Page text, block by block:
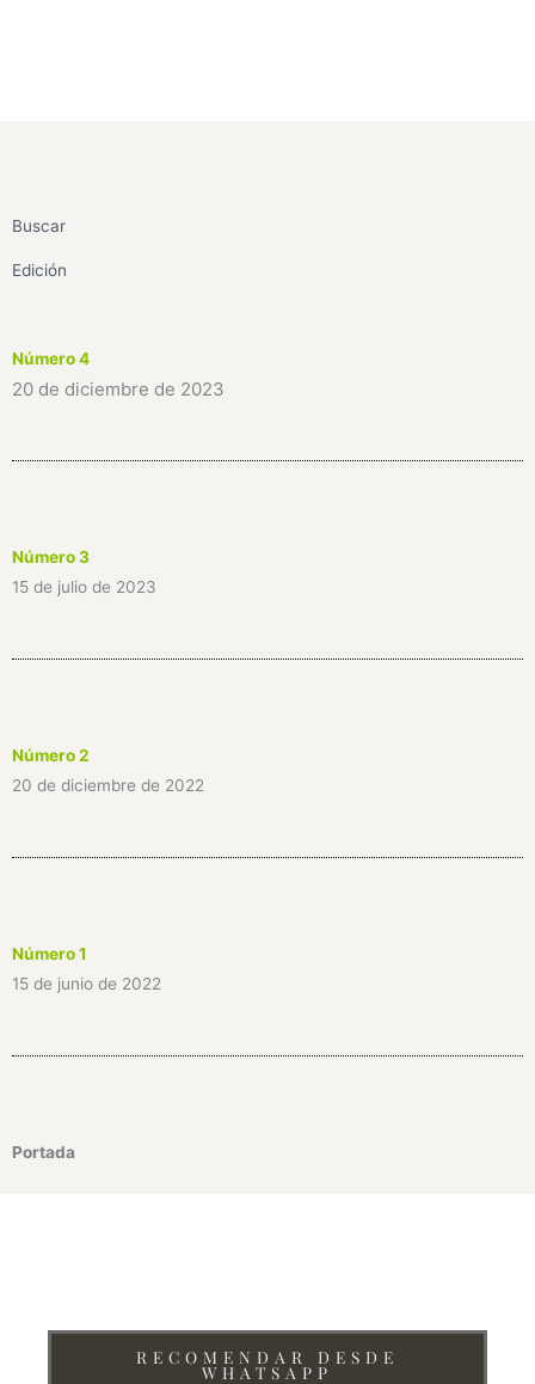
Buscar
Edición
Número 4
20 de diciembre de 2023
Número 3
15 de julio de 2023
Número 2
20 de diciembre de 2022
Número 1
15 de junio de 2022
Portada
RECOMENDAR DESDE
WHATSAPP